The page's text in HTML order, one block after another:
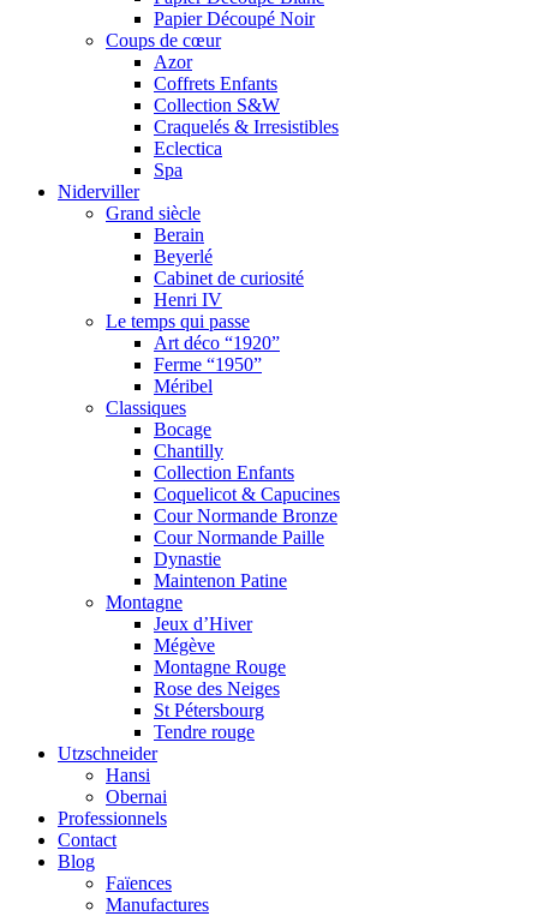
Papier Découpé Noir
Coups de cœur
Azor
Coffrets Enfants
Collection S&W
Craquelés & Irresistibles
Eclectica
Spa
Niderviller
Grand siècle
Berain
Beyerlé
Cabinet de curiosité
Henri IV
Le temps qui passe
Art déco “1920”
Ferme “1950”
Méribel
Classiques
Bocage
Chantilly
Collection Enfants
Coquelicot & Capucines
Cour Normande Bronze
Cour Normande Paille
Dynastie
Maintenon Patine
Montagne
Jeux d’Hiver
Mégève
Montagne Rouge
Rose des Neiges
St Pétersbourg
Tendre rouge
Utzschneider
Hansi
Obernai
Professionnels
Contact
Blog
Faïences
Manufactures